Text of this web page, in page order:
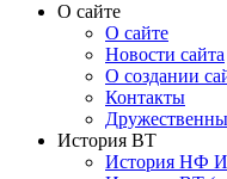
О сайте
О сайте
Новости сайта
О создании
Контакты
История ВТ
История НФ